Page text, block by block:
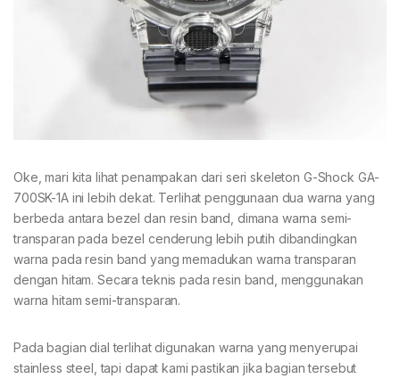
Oke, mari kita lihat penampakan dari seri skeleton G-Shock GA-
700SK-1A ini lebih dekat. Terlihat penggunaan dua warna yang
berbeda antara bezel dan resin band, dimana warna semi-
transparan pada bezel cenderung lebih putih dibandingkan
warna pada resin band yang memadukan warna transparan
dengan hitam. Secara teknis pada resin band, menggunakan
warna hitam semi-transparan.
Pada bagian dial terlihat digunakan warna yang menyerupai
stainless steel, tapi dapat kami pastikan jika bagian tersebut